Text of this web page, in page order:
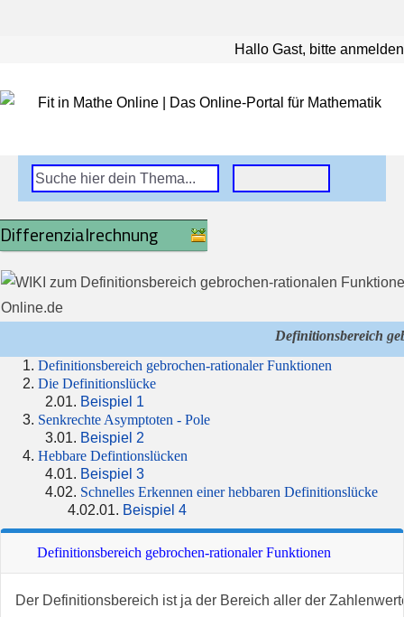
Hallo Gast, bitte anmelden
Differenzialrechnung
Definitionsbereich
Definitionsbereich gebrochen-rationaler Funktionen
Die Definitionslücke
Beispiel 1
Senkrechte Asymptoten - Pole
Beispiel 2
Hebbare Defintionslücken
Beispiel 3
Schnelles Erkennen einer hebbaren Definitionslücke
Beispiel 4
Definitionsbereich gebrochen-rationaler Funktionen
Der Definitionsbereich ist ja der Bereich aller der